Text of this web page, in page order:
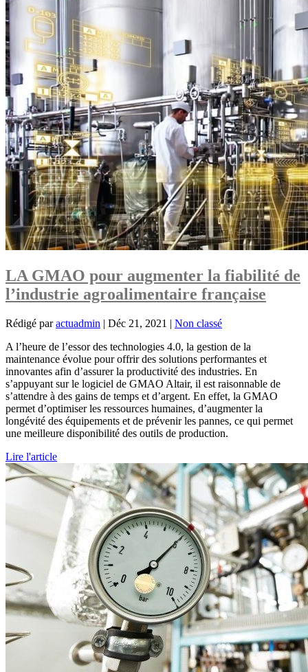
LA GMAO pour augmenter la fiabilité de
l’industrie agroalimentaire française
Rédigé paractuadmin | Déc 21, 2021 | Non classé
A l’heure de l’essor des technologies 4.0, la gestion de la
maintenance évolue pour offrir des solutions performantes et
innovantes afin d’assurer la productivité des industries. En
s’appuyant sur le logiciel de GMAO Altair, il est raisonnable de
s’attendre à des gains de temps et d’argent. En effet, la GMAO
permet d’optimiser les ressources humaines, d’augmenter la
longévité des équipements et de prévenir les pannes, ce qui permet
une meilleure disponibilité des outils de production.
Lire l'article